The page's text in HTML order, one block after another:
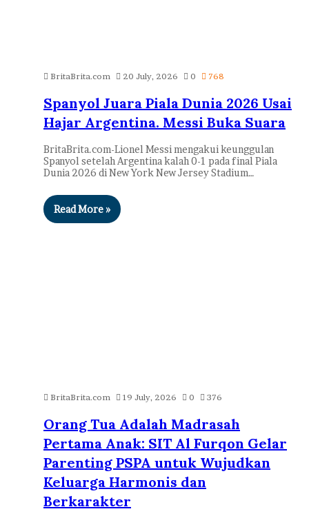
BritaBrita.com 20 July, 2026 0 768
Spanyol Juara Piala Dunia 2026 Usai
Hajar Argentina. Messi Buka Suara
BritaBrita.com-Lionel Messi mengakui keunggulan
Spanyol setelah Argentina kalah 0-1 pada final Piala
Dunia 2026 di New York New Jersey Stadium…
Read More »
BritaBrita.com 19 July, 2026 0 376
Orang Tua Adalah Madrasah
Pertama Anak: SIT Al Furqon Gelar
Parenting PSPA untuk Wujudkan
Keluarga Harmonis dan
Berkarakter